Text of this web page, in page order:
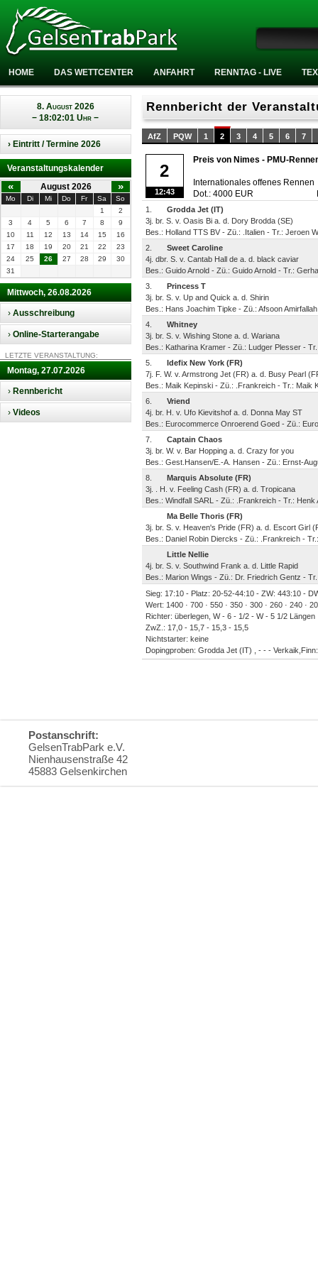
HOME DAS WETTCENTER ANFAHRT RENNTAG - LIVE
8. August 2026
− 18:02:01 Uhr −
› Eintritt / Termine 2026
Veranstaltungskalender
« August 2026 »
Mo Di Mi Do Fr Sa
So
1
2
3
4 5 6 7 8
9
10
11 12 13 14 15
16
17
18 19 20 21 22
23
24
25 26 27 28 29
30
31
Mittwoch, 26.08.2026
› Ausschreibung
› Online-Starterangabe
LETZTE VERANSTALTUNG:
Montag, 27.07.2026
› Rennbericht
› Videos
Rennbericht der
AfZ PQW 1 2 3 4 5 6 7
2
12:43
Preis von Nimes - PMU-
Internationales offenes Rennen
Dot.: 4000 EUR
1.
Grodda Jet (IT)
3j. br. S. v. Oasis Bi a. d. Dory Brodda (SE)
Bes.: Holland TTS BV - Zü.: .Italien - Tr.: Jeroen
2.
Sweet Caroline
4j. dbr. S. v. Cantab Hall de a. d. black caviar
Bes.: Guido Arnold - Zü.: Guido Arnold - Tr.:
3.
Princess T
3j. br. S. v. Up and Quick a. d. Shirin
Bes.: Hans Joachim Tipke - Zü.: Afsoon
4.
Whitney
3j. br. S. v. Wishing Stone a. d. Wariana
Bes.: Katharina Kramer - Zü.: Ludger Plesser -
5.
Idefix New York (FR)
7j. F. W. v. Armstrong Jet (FR) a. d. Busy Pearl
Bes.: Maik Kepinski - Zü.: .Frankreich - Tr.: Maik
6.
Vriend
4j. br. H. v. Ufo Kievitshof a. d. Donna May ST
Bes.: Eurocommerce Onroerend Goed - Zü.:
7.
Captain Chaos
3j. br. W. v. Bar Hopping a. d. Crazy for you
Bes.: Gest.Hansen/E.-A. Hansen - Zü.: Ernst-
8.
Marquis Absolute (FR)
3j. . H. v. Feeling Cash (FR) a. d. Tropicana
Bes.: Windfall SARL - Zü.: .Frankreich - Tr.: Henk
Ma Belle Thoris (FR)
3j. br. S. v. Heaven's Pride (FR) a. d. Escort Girl
Bes.: Daniel Robin Diercks - Zü.: .Frankreich -
Little Nellie
4j. br. S. v. Southwind Frank a. d. Little Rapid
Bes.: Marion Wings - Zü.: Dr. Friedrich Gentz -
Sieg: 17:10 - Platz: 20-52-44:10 - ZW: 443:10 -
Wert: 1400 · 700 · 550 · 350 · 300 · 260 · 240 ·
Richter: überlegen, W - 6 - 1/2 - W - 5 1/2 Längen
ZwZ.: 17,0 - 15,7 - 15,3 - 15,5
Nichtstarter: keine
Dopingproben: Grodda Jet (IT) , - - -
Postanschrift:
GelsenTrabPark e.V.
Nienhausenstraße 42
45883 Gelsenkirchen